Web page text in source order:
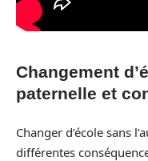
Changement
paternelle et
Changer d’école sans
différentes